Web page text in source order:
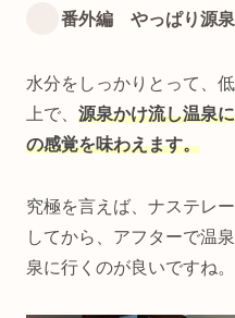
番外編 やっぱり源泉
水分をしっかりとって、
上で、 源泉かけ流し温泉
の感覚を味わえます。
究極を言えば、ナステレ
してから、アフターで温
泉に行くのが良いですね。